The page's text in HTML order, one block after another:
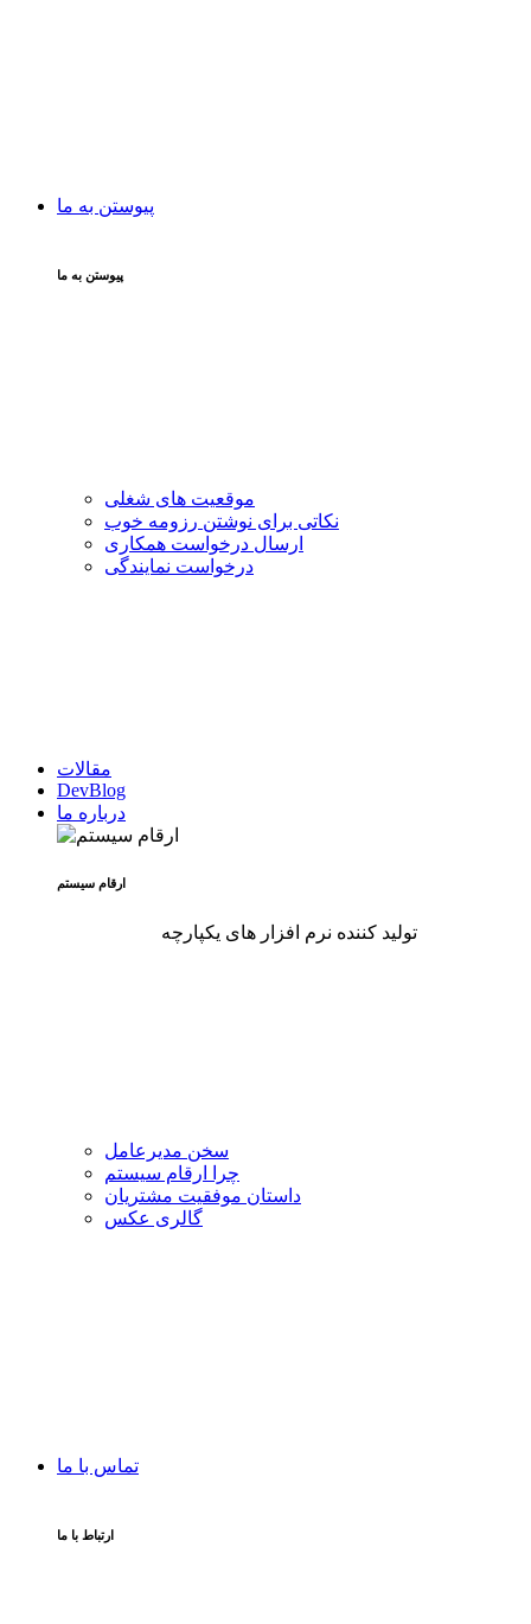
پیوستن به ما
پیوستن به ما
موقعیت های شغلی
نکاتی برای نوشتن رزومه خوب
ارسال درخواست همکاری
درخواست نمایندگی
مقالات
DevBlog
درباره ما
ارقام سیستم
تولید کننده نرم افزار های یکپارچه
سخن مدیرعامل
چرا ارقام سیستم
داستان موفقیت مشتریان
گالری عکس
تماس با ما
ارتباط با ما